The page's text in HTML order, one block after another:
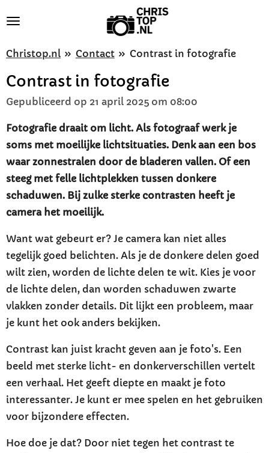
naar
hoofdinhoud
Christop.nl » Contact » Contrast in fotografie
Contrast in fotografie
Gepubliceerd op 21 april 2025 om 08:00
Fotografie draait om licht. Als fotograaf werk je
soms met moeilijke lichtsituaties. Denk aan een bos
waar zonnestralen door de bladeren vallen. Of een
steeg met felle lichtplekken tussen donkere
schaduwen. Bij zulke sterke contrasten heeft je
camera het moeilijk.
Want wat gebeurt er? Je camera kan niet alles
tegelijk goed belichten. Als je de donkere delen goed
wilt zien, worden de lichte delen te wit. Kies je voor
de lichte delen, dan worden schaduwen zwarte
vlakken zonder details. Dit lijkt een probleem, maar
je kunt het ook anders bekijken.
Contrast kan juist kracht geven aan je foto's. Een
beeld met sterke licht- en donkerverschillen vertelt
een verhaal. Het geeft diepte en maakt je foto
interessanter. Je kunt er mee spelen en het gebruiken
voor bijzondere effecten.
Hoe doe je dat? Door niet tegen het contrast te